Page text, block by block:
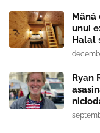
Mână
unui
Halal
Ryan